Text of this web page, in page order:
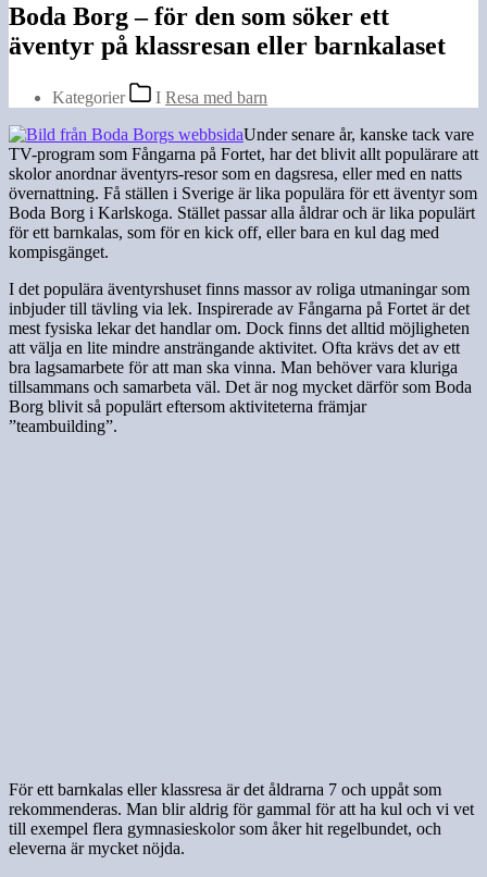
Boda Borg – för den som söker ett
äventyr på klassresan eller barnkalaset
Kategorier I Resa med barn
Under senare år, kanske tack vare
TV-program som Fångarna på Fortet, har det blivit allt populärare att
skolor anordnar äventyrs-resor som en dagsresa, eller med en natts
övernattning. Få ställen i Sverige är lika populära för ett äventyr som
Boda Borg i Karlskoga. Stället passar alla åldrar och är lika populärt
för ett barnkalas, som för en kick off, eller bara en kul dag med
kompisgänget.
I det populära äventyrshuset finns massor av roliga utmaningar som
inbjuder till tävling via lek. Inspirerade av Fångarna på Fortet är det
mest fysiska lekar det handlar om. Dock finns det alltid möjligheten
att välja en lite mindre ansträngande aktivitet. Ofta krävs det av ett
bra lagsamarbete för att man ska vinna. Man behöver vara kluriga
tillsammans och samarbeta väl. Det är nog mycket därför som Boda
Borg blivit så populärt eftersom aktiviteterna främjar
”teambuilding”.
För ett barnkalas eller klassresa är det åldrarna 7 och uppåt som
rekommenderas. Man blir aldrig för gammal för att ha kul och vi vet
till exempel flera gymnasieskolor som åker hit regelbundet, och
eleverna är mycket nöjda.